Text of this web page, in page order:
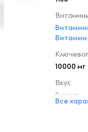
Витамин
10000 мг
Вкус
Вишня
Все